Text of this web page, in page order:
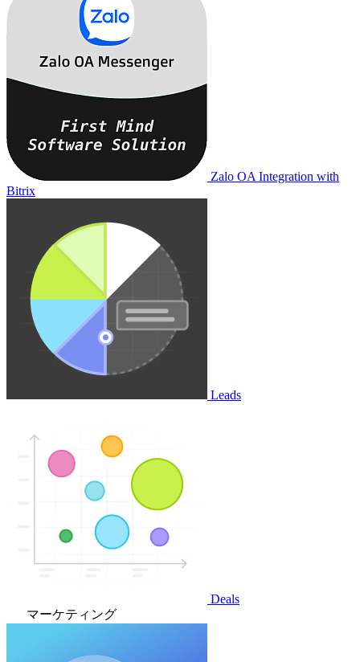
Zalo OA Integration with
Bitrix
Leads
Deals
マーケティング